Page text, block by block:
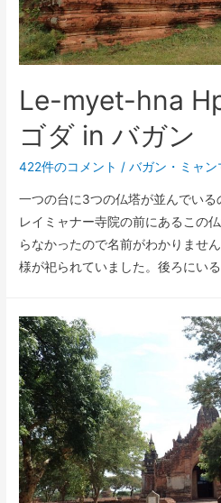
Le-myet-hna
ゴダ in バガン
422件のコメント /バガン ・ ミャン
一つの台に3つの仏塔が並んでいる
レイミャナー寺院の前にあるこの
らなかったので名前がわかりませ
様が祀られていました。後ろにい